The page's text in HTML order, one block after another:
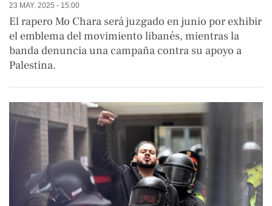
23 MAY. 2025 - 15:00
El rapero Mo Chara será juzgado en junio por exhibir
el emblema del movimiento libanés, mientras la
banda denuncia una campaña contra su apoyo a
Palestina.